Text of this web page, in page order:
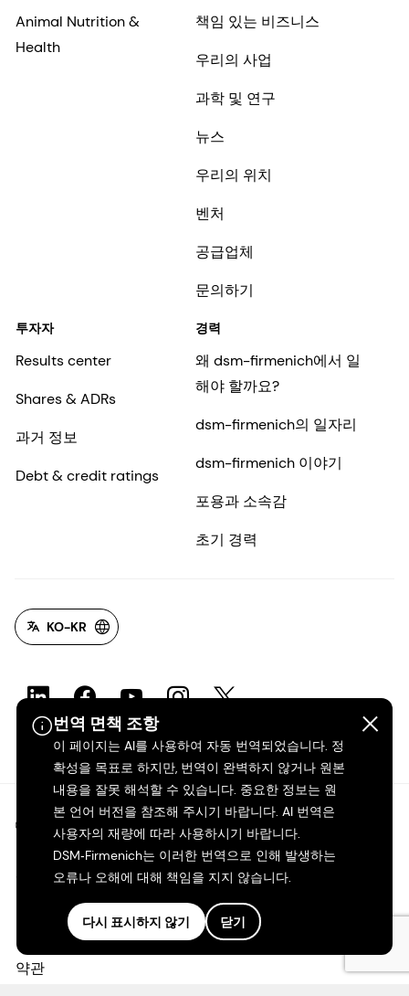
번역 면책 조항
이 페이지는 AI를 사용하여 자동 번역되었습니다. 정
확성을 목표로 하지만, 번역이 완벽하지 않거나 원본
내용을 잘못 해석할 수 있습니다. 중요한 정보는 원
본 언어 버전을 참조해 주시기 바랍니다. AI 번역은
사용자의 재량에 따라 사용하시기 바랍니다.
DSM‑Firmenich는 이러한 번역으로 인해 발생하는
오류나 오해에 대해 책임을 지지 않습니다.
다시 표시하지 않기 닫기
Animal Nutrition &
Health
책임 있는 비즈니스
우리의 사업
과학 및 연구
뉴스
우리의 위치
벤처
공급업체
문의하기
투자자
Results center
Shares & ADRs
과거 정보
Debt & credit ratings
경력
왜 dsm-firmenich에서 일
해야 할까요?
dsm-firmenich의 일자리
dsm-firmenich 이야기
포용과 소속감
초기 경력
KO-KR
©2026 dsm-firmenich. 모든 권리 보유.
개인정보 보호 고지
이용 약관
약관